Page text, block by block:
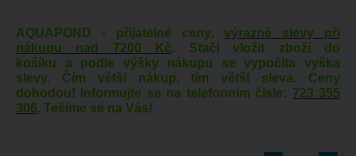
AQUAPOND - přijatelné ceny, výrazné slevy při
nákupu nad 7200 Kč. Stačí vložit zboží do
košíku a podle výšky nákupu se vypočíta vyška
slevy. Čím větší nákup, tím větší sleva. Ceny
dohodou! Informujte se na telefonním čísle: 723 355
306, Tešíme se na Vás!